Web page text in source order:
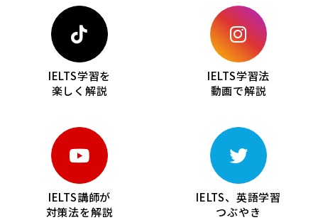
IELTS学習を
楽しく解説
IELTS学習法
動画で解説
IELTS講師が
対策法を解説
IELTS、英語学習
つぶやき